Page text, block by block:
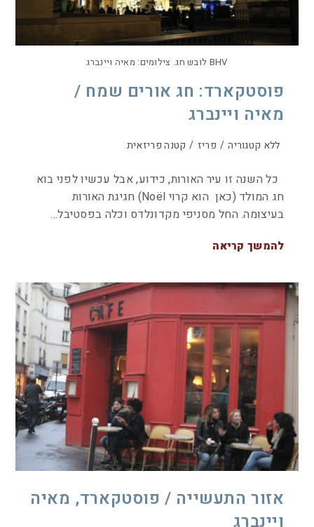
BHV לובש חג. צילומים: מאיה ויינברג
פוסטקארד: חג אורים שמח /
מאיה ויינברג
ללא קטגוריה / פריז / קטנה פריזאית
כל השנה זו עיר האורות, כידוע, אבל עכשיו לפני בוא
חג המולד (כאן הוא קרוי Noël) חגיגת האורות
בעיצומה. החל מסניפי מקדונלדס וכלה בפסטיבל…
להמשך קריאה
אזור התעשייה / פוסטקארד, מאיה
ויינברג